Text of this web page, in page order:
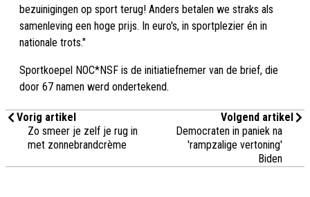
bezuinigingen op sport terug! Anders betalen we straks als
samenleving een hoge prijs. In euro's, in sportplezier én in
nationale trots."
Sportkoepel NOC*NSF is de initiatiefnemer van de brief, die
door 67 namen werd ondertekend.
Vorig artikel
Zo smeer je zelf je rug in
met zonnebrandcrème
Volgend artikel
Democraten in paniek na
'rampzalige vertoning'
Biden